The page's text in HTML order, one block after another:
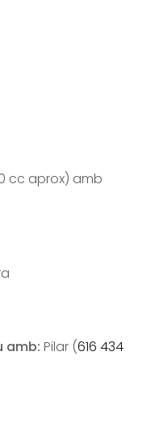
cc aprox) amb
amb: Pilar (616 434